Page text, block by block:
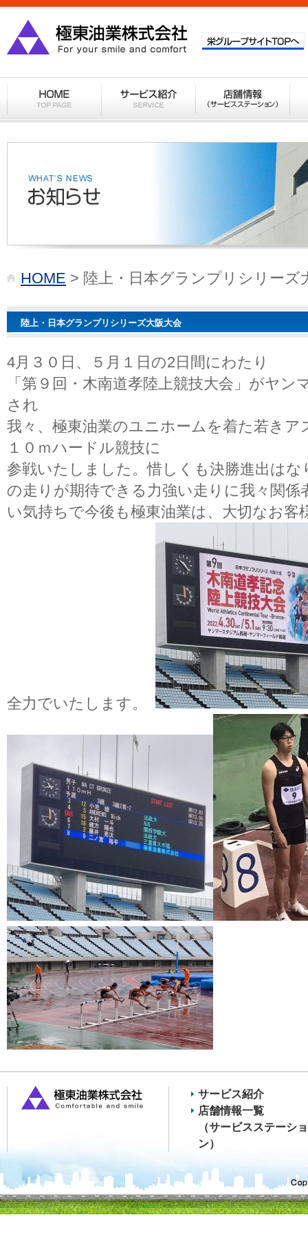
HOME > 陸上・日本グランプリシリーズ
陸上・日本グランプリシリーズ大阪大会
4月３０日、５月１日の2日間にわたり
「第９回・木南道孝陸上競技大会」がヤ
され
我々、極東油業のユニホームを着た若きア
１０ｍハードル競技に
参戦いたしました。惜しくも決勝進出は
の走りが期待できる力強い走りに我々関
い気持ちで今後も極東油業は、大切なお
全力でいたします。
サービス紹介
店舗情報一覧
（サービスステーショ
ン）